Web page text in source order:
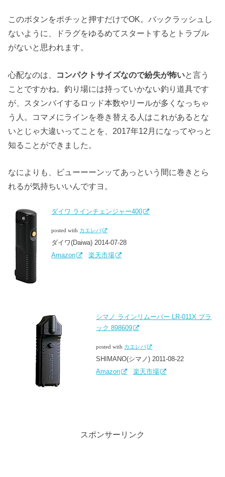
このボタンをポチッと押すだけでOK。バックラッシュし
ないように、ドラグをゆるめてスタートするとトラブル
がないと思われます。
心配なのは、 コンパクトサイズなので紛失が怖いと言う
ことですかね。釣り場には持っていかない釣り道具です
が、スタンバイするロッド本数やリールが多くなっちゃ
う人。コマメにラインを巻き替える人はこれがあるとな
いとじゃ大違いってことを、2017年12月になってやっと
知ることができました。
なによりも、ビューーーンッてあっという間に巻きとら
れるが気持ちいいんですヨ。
ダイワ ラインチェンジャー400
posted with カエレバ
ダイワ(Daiwa) 2014-07-28
Amazon
楽天市場
シマノ ラインリムーバー LR-011X ブラ
ック 898609
posted with カエレバ
SHIMANO(シマノ) 2011-08-22
Amazon
楽天市場
スポンサーリンク